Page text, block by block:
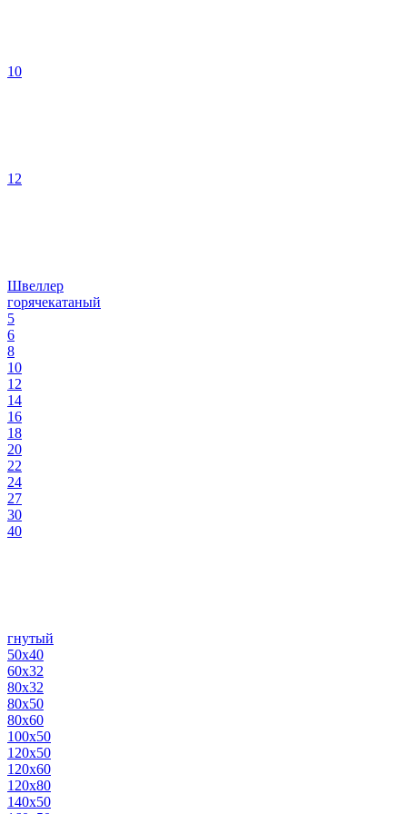
10
12
Швеллер
горячекатаный
5
6
8
10
12
14
16
18
20
22
24
27
30
40
гнутый
50х40
60х32
80х32
80х50
80х60
100х50
120х50
120х60
120х80
140х50